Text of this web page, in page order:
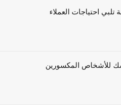
احتياجات العملاء